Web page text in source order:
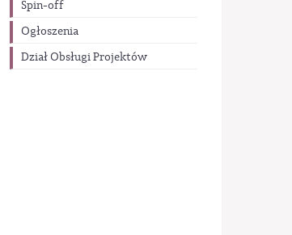
Spin-off
Ogłoszenia
Dział Obsługi Projektów